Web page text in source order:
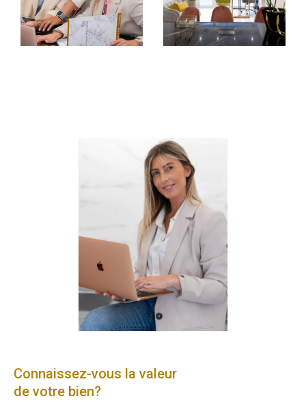
celle que vous attendez pour concrétiser vos
projets immobiliers.
Connaissez-vous la valeur
de votre bien?